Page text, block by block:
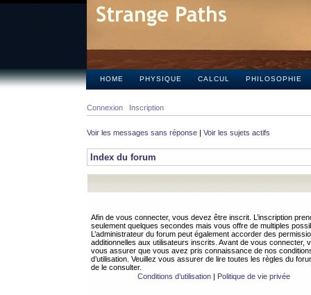
HOME PHYSIQUE CALCUL PHILOSOPHIE
Connexion Inscription
Voir les messages sans réponse | Voir les sujets actifs
Index du forum
Afin de vous connecter, vous devez être inscrit. L’inscription
seulement quelques secondes mais vous offre de multiples
L’administrateur du forum peut également accorder des
additionnelles aux utilisateurs inscrits. Avant de vous connecter,
vous assurer que vous avez pris connaissance de nos
d’utilisation. Veuillez vous assurer de lire toutes les règles du
de le consulter.
Conditions d’utilisation| Politique de vie privée